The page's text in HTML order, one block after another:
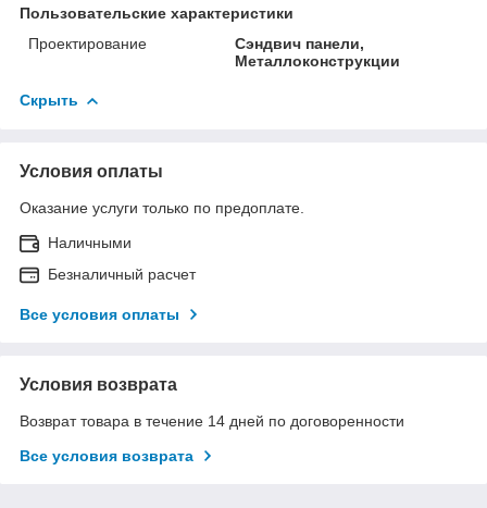
Пользовательские характеристики
Проектирование
Сэндвич панели,
Металлоконструкции
Скрыть
Условия оплаты
Оказание услуги только по предоплате.
Наличными
Безналичный расчет
Все условия оплаты
Условия возврата
Возврат товара в течение 14 дней по договоренности
Все условия возврата